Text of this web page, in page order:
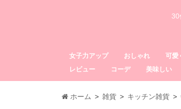
女子力アップ おしゃれ 可愛
レビュー
コーデ 美味しい
ホーム 雑貨 キッチン雑貨